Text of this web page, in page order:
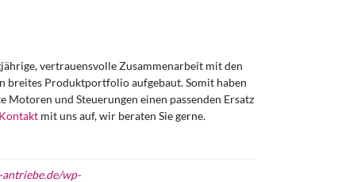
vertrauensvolle Zusammenarbeit mit den
breites Produktportfolio aufgebaut. Somit haben
und Steuerungen einen passenden Ersatz
Kontakt mit uns auf, wir beraten Sie gerne.
wp-